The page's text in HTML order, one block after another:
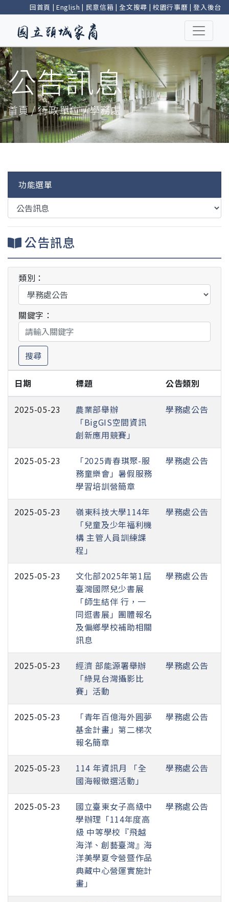
回首頁 | English | 民意信箱 |全文搜尋 | 校園行事曆 |登入後台
公告訊息
首頁 / 行政單位 / 學務處
功能選單
公告訊息
類別：
關鍵字：
搜尋
日期 標題 公告類別
2025-05-23
農業部舉辦
「BigGIS空間資訊
創新應用競賽」
學務處公告
2025-05-23
「2025青春琪聚-服
務童樂會」暑假服務
學習培訓營簡章
學務處公告
2025-05-23
嶺東科技大學114年
「兒童及少年福利機
構 主管人員訓練課
程」
學務處公告
2025-05-23
文化部2025年第1屆
臺灣國際兒少書展
「師生結伴 行，一
同逛書展」團體報名
及偏鄉學校補助相關
訊息
學務處公告
2025-05-23
經濟 部能源署舉辦
「綠見台灣攝影比
賽」活動
學務處公告
2025-05-23
「青年百億海外圓夢
基金計畫」第二梯次
報名簡章
學務處公告
2025-05-23
114 年資訊月 「全
國海報徵選活動」
學務處公告
2025-05-23
國立臺東女子高級中
學辦理「114年度高
級 中等學校『飛越
海洋、創藝臺灣』海
洋美學夏令營暨作品
典藏中心營運實施計
畫」
學務處公告